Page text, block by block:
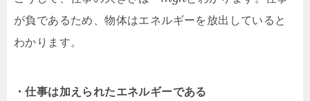
が負であるため、物体はエネルギーを放出していると
わかります。
・仕事は加えられたエネルギーである